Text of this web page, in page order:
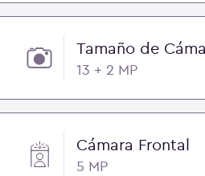
Tamaño de
13 + 2 MP
Cámara Frontal
5 MP